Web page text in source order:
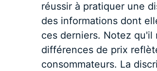
réussir à pratiquer une
des informations dont
ces derniers. Notez qu'il
différences de prix
consommateurs. La